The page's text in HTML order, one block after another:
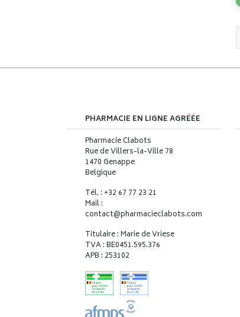
PHARMACIE EN LIGNE AGRÉÉE
Pharmacie Clabots
Rue de Villers-la-Ville 78
1470 Genappe
Belgique
Tél. : +32 67 77 23 21
Mail :
contact@pharmacieclabots.com
Titulaire : Marie de Vriese
TVA : BE0451.595.376
APB : 253102